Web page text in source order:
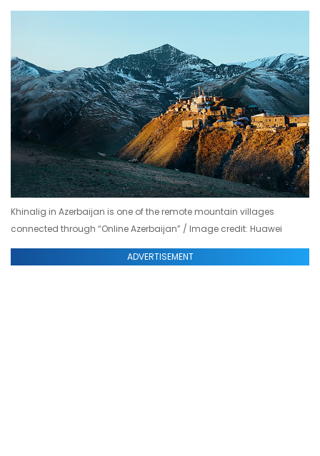
Khinalig in Azerbaijan is one of the remote mountain villages
connected through “Online Azerbaijan” / Image credit: Huawei
ADVERTISEMENT